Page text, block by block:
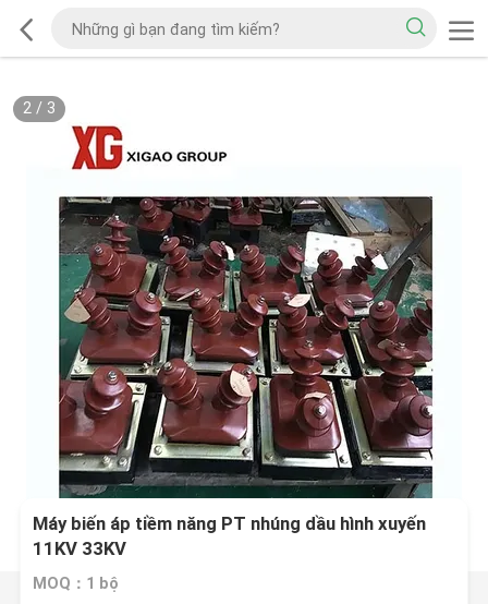
2/ 3
Máy biến áp tiềm năng PT nhúng dầu hình xuyến
11KV 33KV
MOQ：1 bộ